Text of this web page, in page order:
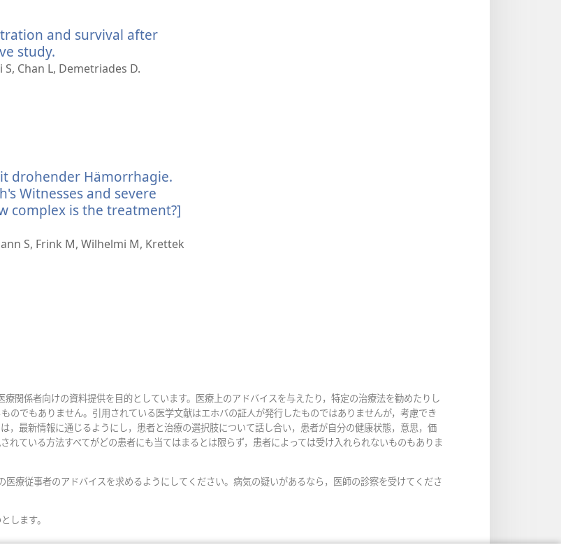
く）
and survival after
study.
し
く）
Chan L, Demetriades D.
drohender Hämorrhagie.
Witnesses and severe
complex is the treatment?]
S, Frink M, Wilhelmi M, Krettek
関係者向けの資料提供を目的としています。医療上のアドバイスを与えたり，特定の治療法を勧めたりし
のでもありません。引用されている医学文献はエホバの証人が発行したものではありませんが，考慮でき
，最新情報に通じるようにし，患者と治療の選択肢について話し合い，患者が自分の健康状態，意思，価
れている方法すべてがどの患者にも当てはまるとは限らず，患者によっては受け入れられないものもありま
療従事者のアドバイスを求めるようにしてください。病気の疑いがあるなら，医師の診察を受けてくださ
します。